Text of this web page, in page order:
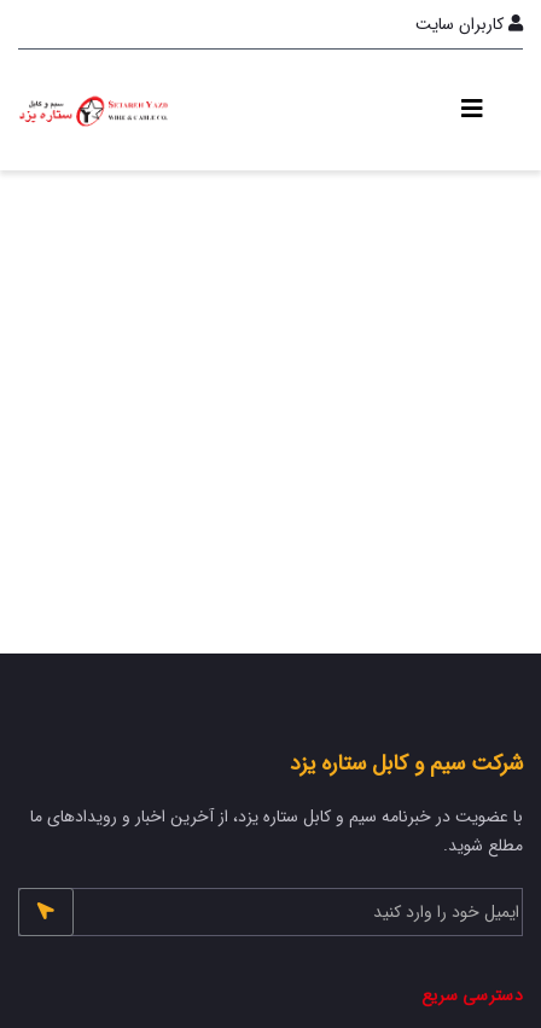
کاربران سایت
شرکت سیم و کابل ستاره یزد
با عضویت در خبرنامه سیم و کابل ستاره یزد، از آخرین اخبار و رویدادهای ما
مطلع شوید.
دسترسی سریع